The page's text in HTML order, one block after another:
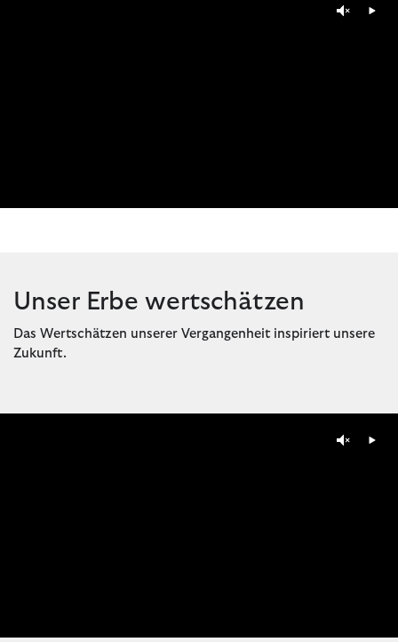
Unser Erbe wertschätzen
Das Wertschätzen unserer Vergangenheit inspiriert unsere
Zukunft.